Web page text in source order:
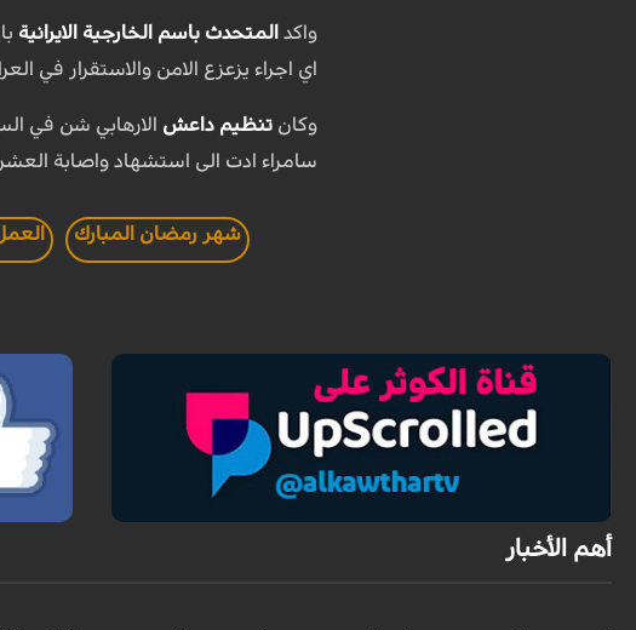
واكد المتحدث باسم الخارجية الايرانية
اي اجراء يزعزع الامن والاستقرار في
وكان تنظيم داعش الارهابي شن في
سامراء ادت الى استشهاد واصابة
شهر رمضان المبارك
أهم الأخبار